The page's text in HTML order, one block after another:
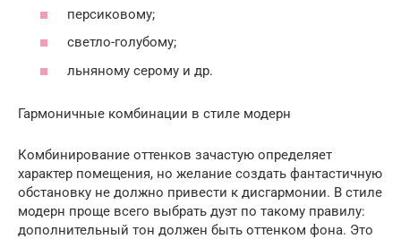
персиковому;
светло-голубому;
льняному серому и др.
Гармоничные комбинации в стиле модерн
Комбинирование оттенков зачастую определяет
характер помещения, но желание создать фантастичную
обстановку не должно привести к дисгармонии. В стиле
модерн проще всего выбрать дуэт по такому правилу:
дополнительный тон должен быть оттенком фона. Это